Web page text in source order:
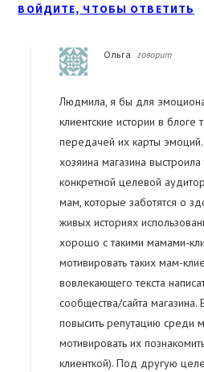
ВОЙДИТЕ, ЧТОБЫ ОТВЕТИТЬ
Ольга говорит
Людмила, я бы для
клиентские истории в блоге
передачей их карты
хозяина магазина
конкретной целевой
мам, которые заботятся о
живых историях
хорошо с такими мамами-
мотивировать таких мам-
вовлекающего текста
сообщества/сайта магазина.
повысить репутацию среди
мотивировать их
клиенткой). Под другую